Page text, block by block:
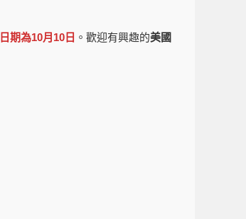
期為10月10日 。歡迎有興趣的美國